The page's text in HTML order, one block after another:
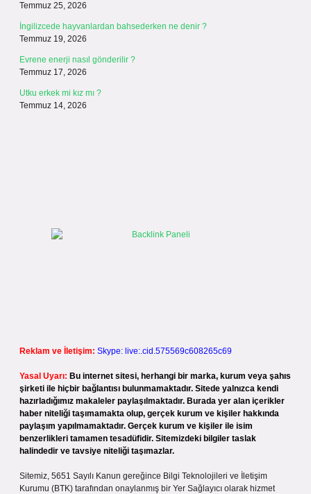
Temmuz 25, 2026
İngilizcede hayvanlardan bahsederken ne denir ?
Temmuz 19, 2026
Evrene enerji nasıl gönderilir ?
Temmuz 17, 2026
Utku erkek mi kız mı ?
Temmuz 14, 2026
Reklam ve İletişim: Skype: live:.cid.575569c608265c69
Yasal Uyarı: Bu internet sitesi, herhangi bir marka, kurum veya şahıs
şirketi ile hiçbir bağlantısı bulunmamaktadır. Sitede yalnızca kendi
hazırladığımız makaleler paylaşılmaktadır. Burada yer alan içerikler
haber niteliği taşımamakta olup, gerçek kurum ve kişiler hakkında
paylaşım yapılmamaktadır. Gerçek kurum ve kişiler ile isim
benzerlikleri tamamen tesadüfidir. Sitemizdeki bilgiler taslak
halindedir ve tavsiye niteliği taşımazlar.
Sitemiz, 5651 Sayılı Kanun gereğince Bilgi Teknolojileri ve İletişim
Kurumu (BTK) tarafından onaylanmış bir Yer Sağlayıcı olarak hizmet